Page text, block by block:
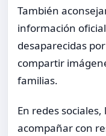
También
información
desaparecidas
compartir
familias.
En redes
acompañar con